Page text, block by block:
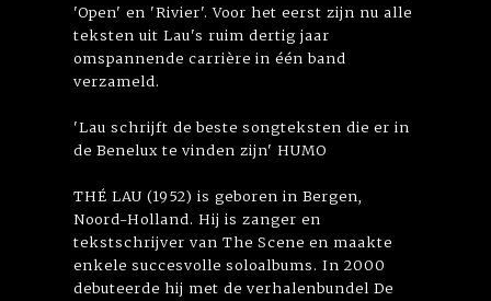
'Open' en 'Rivier'. Voor het eerst zijn nu alle
teksten uit Lau's ruim dertig jaar
omspannende carrière in één band
verzameld.
'Lau schrijft de beste songteksten die er in
de Benelux te vinden zijn' HUMO
THÉ LAU (1952) is geboren in Bergen,
Noord-Holland. Hij is zanger en
tekstschrijver van The Scene en maakte
enkele succesvolle soloalbums. In 2000
debuteerde hij met de verhalenbundel De